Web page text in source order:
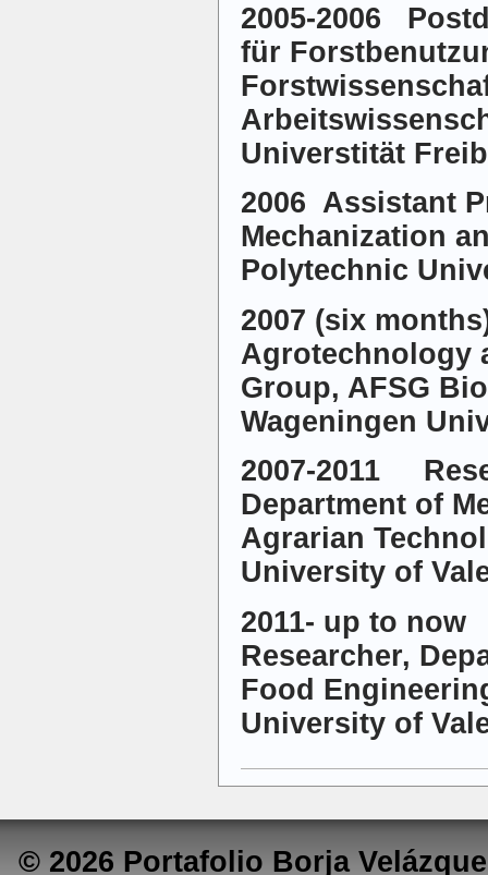
2005-2006
für
Universtität
2006 Assistant
Mechanization
Polytechnic
2007 (six
Agrotechnology
Group, AFSG
Wageningen
2007-2011
Department of
Agrarian
University of
2011- up to
Researcher,
Food
University of
© 2026 Portafolio Borja